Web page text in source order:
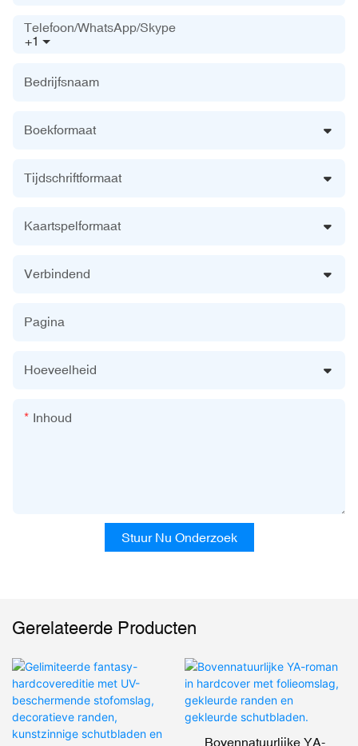
+1
Telefoon/WhatsApp/Skype
Bedrijfsnaam
Boekformaat
Tijdschriftformaat
Kaartspelformaat
Verbindend
Pagina
Hoeveelheid
Inhoud
Stuur Nu Onderzoek
Gerelateerde Producten
Bovennatuurlijke YA-